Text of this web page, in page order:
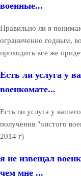
военные...
Правильно ли я
ограниченно годным,
проходить все же
Есть ли услуга у
военкомате...
Есть ли услуга у
получения "чистого
2014 г)
я не извещал
чем мне ...консультация